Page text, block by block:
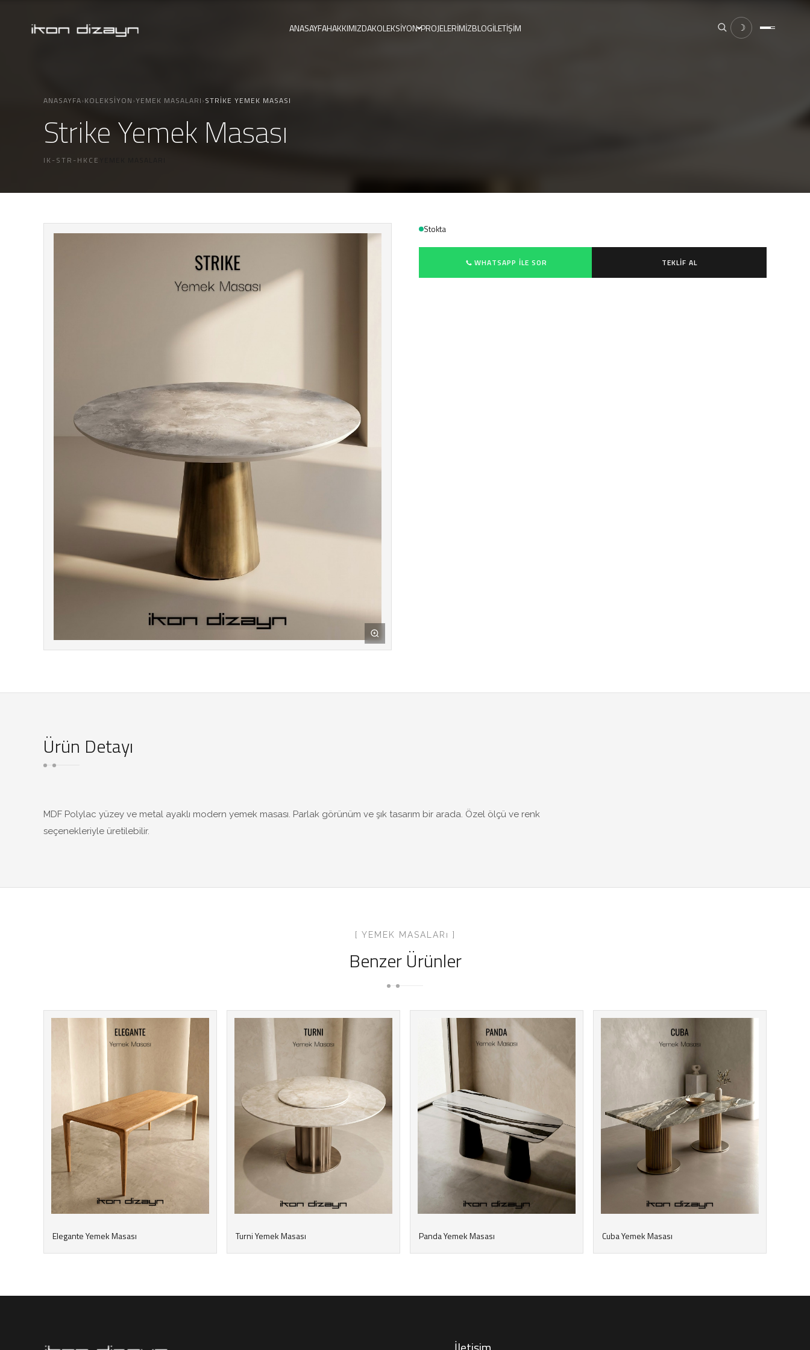
ANASAYFAHAKKIMIZDAKOLEKSIYON PROJELERIMIZBLOGİLETIŞIM ☽
ANASAYFA›KOLEKSIYON›YEMEK MASALARI›STRIKE YEMEK MASASI
Strike Yemek Masası
IK-STR-HKCE
Stokta
WHATSAPP ILE SOR TEKLIF AL
Ürün Detayı
MDF Polylac yüzey ve metal ayaklı modern yemek masası. Parlak görünüm ve şık tasarım bir arada. Özel ölçü ve renk
seçenekleriyle üretilebilir.
[ YEMEK MASALARı ]
Benzer Ürünler
Elegante Yemek Masası Turni Yemek Masası Panda Yemek Masası Cuba Yemek Masası